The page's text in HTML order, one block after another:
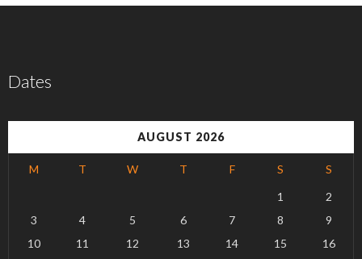
Dates
AUGUST 2026
M T W T F S
S
1
2
3
4 5 6 7 8
9
10
11 12 13 14 15
16